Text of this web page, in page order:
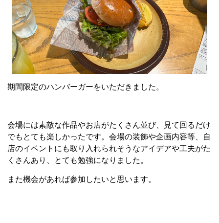
期間限定のハンバーガーをいただきました。
会場には素敵な作品やお店がたくさん並び、見て回るだけ
でもとても楽しかったです。会場の装飾や企画内容等、自
店のイベントにも取り入れられそうなアイデアや工夫がた
くさんあり、とても勉強になりました。
また機会があれば参加したいと思います。